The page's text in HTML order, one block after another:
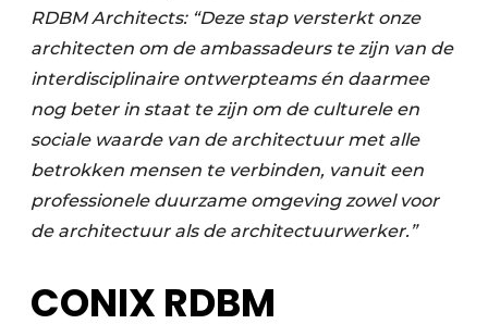
RDBM Architects: “Deze stap versterkt onze
architecten om de ambassadeurs te zijn van de
interdisciplinaire ontwerpteams én daarmee
nog beter in staat te zijn om de culturele en
sociale waarde van de architectuur met alle
betrokken mensen te verbinden, vanuit een
professionele duurzame omgeving zowel voor
de architectuur als de architectuurwerker.”
CONIX RDBM